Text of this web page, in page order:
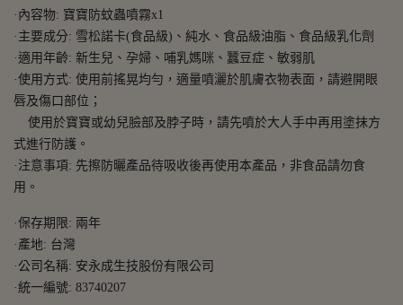
·內容物: 寶寶防蚊蟲噴霧x1
·主要成分: 雪松諾卡(食品級)、純水、食品級油脂、食品級乳化劑
·適用年齡: 新生兒、孕婦、哺乳媽咪、蠶豆症、敏弱肌
·使用方式: 使用前搖晃均勻，適量噴灑於肌膚衣物表面，請避開眼
唇及傷口部位；
使用於寶寶或幼兒臉部及脖子時，請先噴於大人手中再用塗抹方
式進行防護。
·注意事項: 先擦防曬產品待吸收後再使用本產品，非食品請勿食
用。
·保存期限: 兩年
·產地: 台灣
·公司名稱: 安永成生技股份有限公司
·統一編號: 83740207